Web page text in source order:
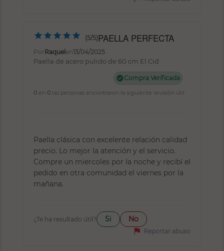
(5/5)PAELLA PERFECTA
PorRaquelen13/04/2025
Paella de acero pulido de 60 cm El Cid
check_circleCompra Verificada
0 en 0 las personas encontraron la siguiente revisión útil
Paella clásica con excelente relación calidad
precio. Lo mejor la atención y el servicio.
Compre un miercoles por la noche y recibí el
pedido en otra comunidad el viernes por la
mañana.
¿Te ha resultado útil? Si
No
flag
Reportar abuso